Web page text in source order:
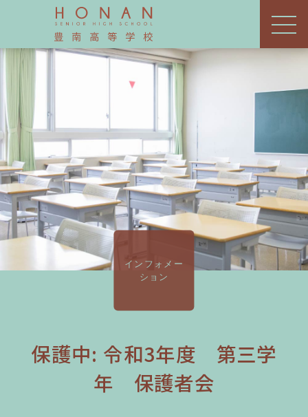
インフォメー
ション
保護中: 令和3年度 第三学
年 保護者会